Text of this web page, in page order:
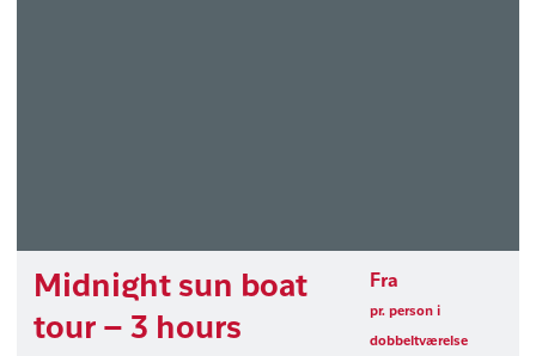
Midnight sun boat
tour – 3 hours
Fra
pr. person i
dobbeltværelse